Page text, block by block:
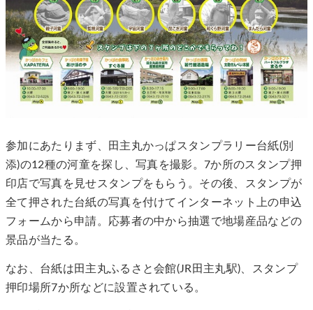
参加にあたりまず、田主丸かっぱスタンプラリー台紙(別
添)の12種の河童を探し、写真を撮影。7か所のスタンプ押
印店で写真を見せスタンプをもらう。その後、スタンプが
全て押された台紙の写真を付けてインターネット上の申込
フォームから申請。応募者の中から抽選で地場産品などの
景品が当たる。
なお、台紙は田主丸ふるさと会館(JR田主丸駅)、スタンプ
押印場所7か所などに設置されている。